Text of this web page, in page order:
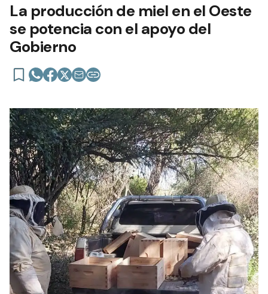
La producción de miel en el Oeste
se potencia con el apoyo del
Gobierno